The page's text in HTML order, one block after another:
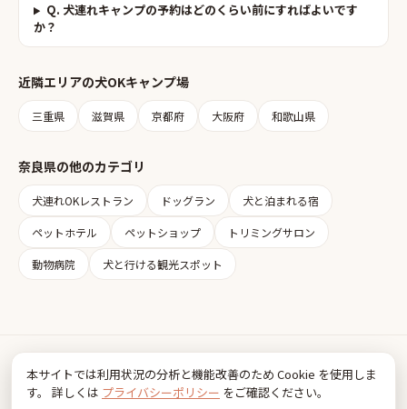
Q. 犬連れキャンプの予約はどのくらい前にすればよいです
か？
近隣エリアの犬OKキャンプ場
三重県 滋賀県 京都府 大阪府 和歌山県
奈良県の他のカテゴリ
犬連れOKレストラン ドッグラン 犬と泊まれる宿
ペットホテル ペットショップ トリミングサロン
動物病院 犬と行ける観光スポット
Inudia
犬とお出かけ情報
本サイトでは利用状況の分析と機能改善のため Cookie を使用しま
す。 詳しくは プライバシーポリシー をご確認ください。